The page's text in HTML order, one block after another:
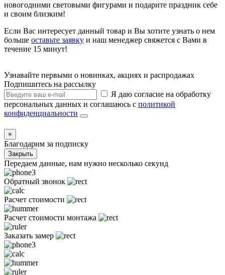
новогодними световыми фигурами и подарите праздник себе
и своим близким!
Если Вас интересует данный товар и Вы хотите узнать о нем
больше оставьте заявку и наш менеджер свяжется с Вами в
течение 15 минут!
Узнавайте первыми о новинках, акциях и распродажах
Подпишитесь на рассылку
Я даю согласие на обработку
персональных данных и соглашаюсь с политикой
конфиденциальности
×
Благодарим за подписку
Закрыть
Передаем данные, нам нужно несколько секунд
Обратный звонок
Расчет стоимости
Расчет стоимости монтажа
Заказать замер